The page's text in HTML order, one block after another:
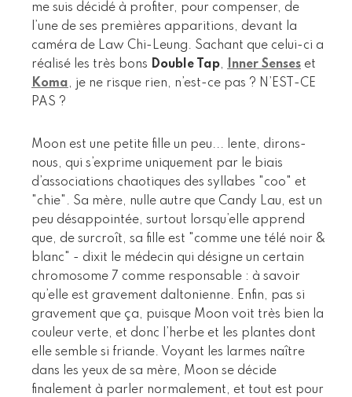
me suis décidé à profiter, pour compenser, de
l’une de ses premières apparitions, devant la
caméra de Law Chi-Leung. Sachant que celui-ci a
réalisé les très bons Double Tap, Inner Senses et
Koma, je ne risque rien, n’est-ce pas ? N’EST-CE
PAS ?
Moon est une petite fille un peu... lente, dirons-
nous, qui s’exprime uniquement par le biais
d’associations chaotiques des syllabes "coo" et
"chie". Sa mère, nulle autre que Candy Lau, est un
peu désappointée, surtout lorsqu’elle apprend
que, de surcroît, sa fille est "comme une télé noir &
blanc" - dixit le médecin qui désigne un certain
chromosome 7 comme responsable : à savoir
qu’elle est gravement daltonienne. Enfin, pas si
gravement que ça, puisque Moon voit très bien la
couleur verte, et donc l’herbe et les plantes dont
elle semble si friande. Voyant les larmes naître
dans les yeux de sa mère, Moon se décide
finalement à parler normalement, et tout est pour